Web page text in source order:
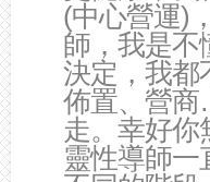
(中心營運)
師，我是
決定，我都
佈置、營
走。幸好你
靈性導師一